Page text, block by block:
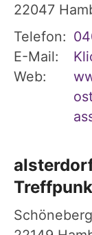
22047
Telefon:
E-Mail:
Web: